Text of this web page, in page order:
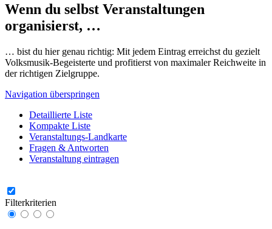
Wenn du selbst Veranstaltungen
organisierst, …
… bist du hier genau richtig: Mit jedem Eintrag erreichst du gezielt
Volksmusik-Begeisterte und profitierst von maximaler Reichweite in
der richtigen Zielgruppe.
Navigation überspringen
Detaillierte Liste
Kompakte Liste
Veranstaltungs-Landkarte
Fragen & Antworten
Veranstaltung eintragen
Filterkriterien